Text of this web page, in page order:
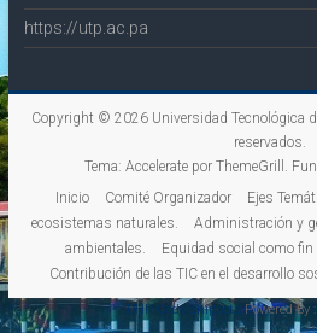
https://utp.ac.pa
Copyright © 2026 Universidad Tecnológica
reservados.
Tema:Accelerate por ThemeGrill.
Inicio
Comité Organizador Ejes
ecosistemas naturales.
Administración y
ambientales.
Equidad social como
Contribución de las TIC en el desarrollo
PHP Code SnippetsPowered By